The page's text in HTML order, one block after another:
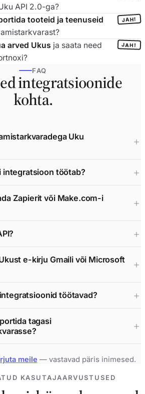
API 2.0-ga?
tooteid ja teenuseid
JAH!
arved Ukus ja saata need
JAH!
FAQ
integratsioonide
kohta.
Uku
integratsioon töötab?
Zapierit või Make.com-i
e-kirju Gmaili või Microsoft
töötavad?
tagasi
meile — vastavad päris inimesed.
KASUTAJAARVUSTUSED